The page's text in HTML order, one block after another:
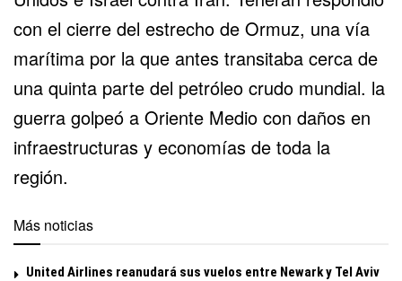
con el cierre del estrecho de Ormuz, una vía
marítima por la que antes transitaba cerca de
una quinta parte del petróleo crudo mundial. la
guerra golpeó a Oriente Medio con daños en
infraestructuras y economías de toda la
región.
Más noticias
United Airlines reanudará sus vuelos entre Newark y Tel Aviv